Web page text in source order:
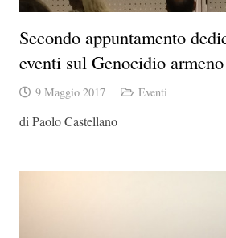
Secondo appuntamento
eventi sul Genocidio armeno
9 Maggio 2017 Eventi
di Paolo Castellano